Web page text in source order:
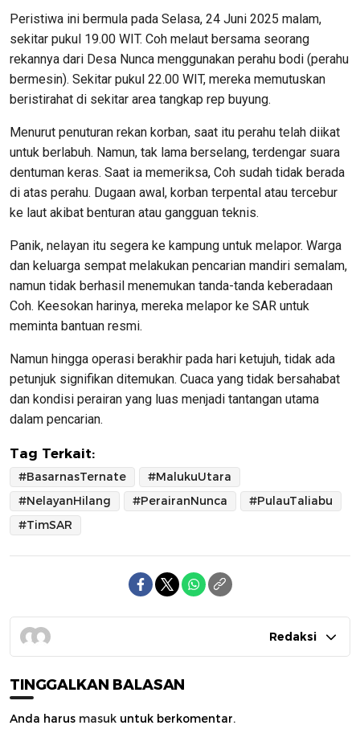
Peristiwa ini bermula pada Selasa, 24 Juni 2025 malam,
sekitar pukul 19.00 WIT. Coh melaut bersama seorang
rekannya dari Desa Nunca menggunakan perahu bodi (perahu
bermesin). Sekitar pukul 22.00 WIT, mereka memutuskan
beristirahat di sekitar area tangkap rep buyung.
Menurut penuturan rekan korban, saat itu perahu telah diikat
untuk berlabuh. Namun, tak lama berselang, terdengar suara
dentuman keras. Saat ia memeriksa, Coh sudah tidak berada
di atas perahu. Dugaan awal, korban terpental atau tercebur
ke laut akibat benturan atau gangguan teknis.
Panik, nelayan itu segera ke kampung untuk melapor. Warga
dan keluarga sempat melakukan pencarian mandiri semalam,
namun tidak berhasil menemukan tanda-tanda keberadaan
Coh. Keesokan harinya, mereka melapor ke SAR untuk
meminta bantuan resmi.
Namun hingga operasi berakhir pada hari ketujuh, tidak ada
petunjuk signifikan ditemukan. Cuaca yang tidak bersahabat
dan kondisi perairan yang luas menjadi tantangan utama
dalam pencarian.
Tag Terkait:
#BasarnasTernate
#MalukuUtara
#NelayanHilang
#PerairanNunca
#PulauTaliabu
#TimSAR
Redaksi
TINGGALKAN BALASAN
Anda harus masuk untuk berkomentar.